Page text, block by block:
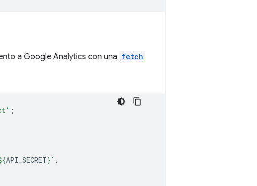
a Google Analytics con una fetch
;
API_SECRET} ` ,